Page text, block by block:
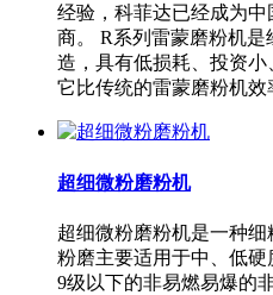
经验，科菲达已经成为
商。 R系列雷蒙磨粉机
造，具有低损耗、投资小
它比传统的雷蒙磨粉机效
超细微粉磨粉机
超细微粉磨粉机是一种
粉磨主要适用于中、低
9级以下的非易燃易爆的